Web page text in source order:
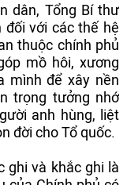
dân, Tổng Bí thư
với các thế hệ
thuộc chính phủ
mồ hôi, xương
mình để xây nền
trọng tưởng nhớ
anh hùng, liệt
đời cho Tổ quốc.
ghi và khắc ghi là